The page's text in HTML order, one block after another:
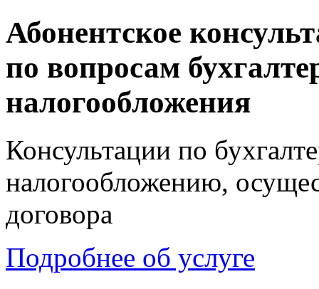
Абонентское
по вопросам
налогообложения
Консультации по
налогообложению,
договора
Подробнее об услуге